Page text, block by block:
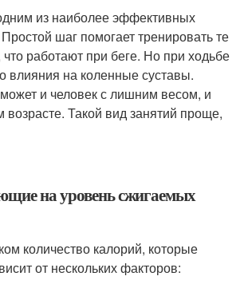
из наиболее эффективных
шаг помогает тренировать те
работают при беге. Но при ходьбе
влияния на коленные суставы.
и человек с лишним весом, и
возрасте. Такой вид занятий проще,
на уровень сжигаемых
количество калорий, которые
от нескольких факторов: